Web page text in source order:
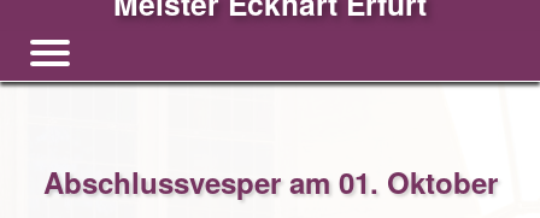
Abschlussvesper am 01. Oktober